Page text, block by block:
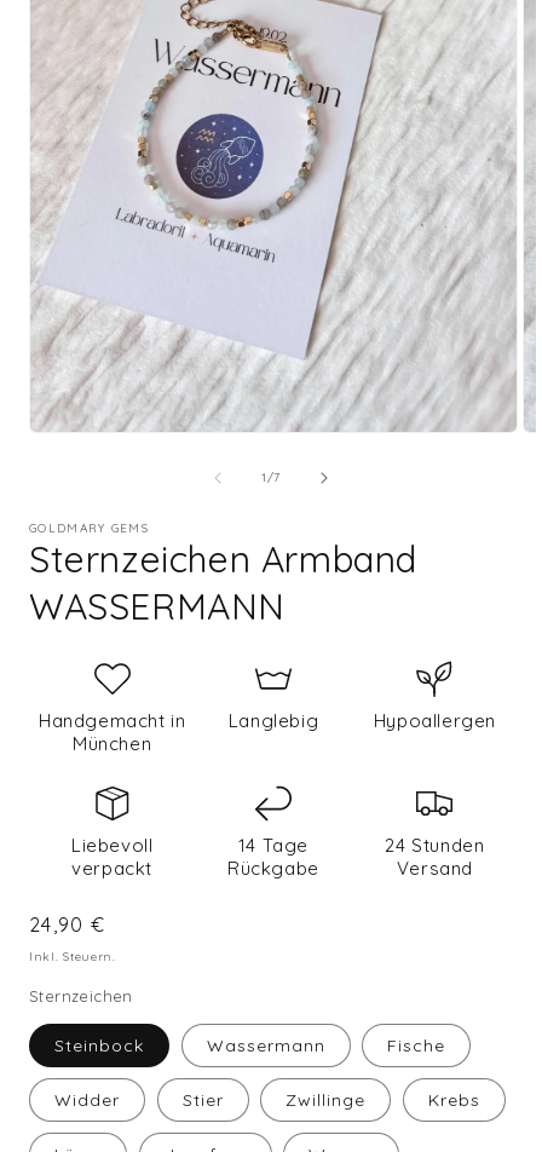
Medien
1/of
7
GOLDMARY GEMS
Sternzeichen Armband
WASSERMANN
Handgemacht in
München
Langlebig Hypoallergen
Liebevoll
verpackt
14 Tage
Rückgabe
24 Stunden
Versand
Normaler
Preis
24,90 €
Inkl. Steuern.
Sternzeichen
Steinbock Wassermann Fische
Widder Stier Zwillinge Krebs